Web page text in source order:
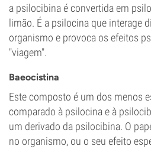
a psilocibina é convertida em
limão. É a psilocina que interage
organismo e provoca os efeitos
"viagem".
Baeocistina
Este composto é um dos menos
comparado à psilocina e à
um derivado da psilocibina. O
no organismo, ou o seu efeito